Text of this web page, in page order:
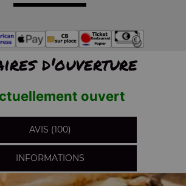
d'ouverture
ouvert
AVIS (100)
INFORMATIONS